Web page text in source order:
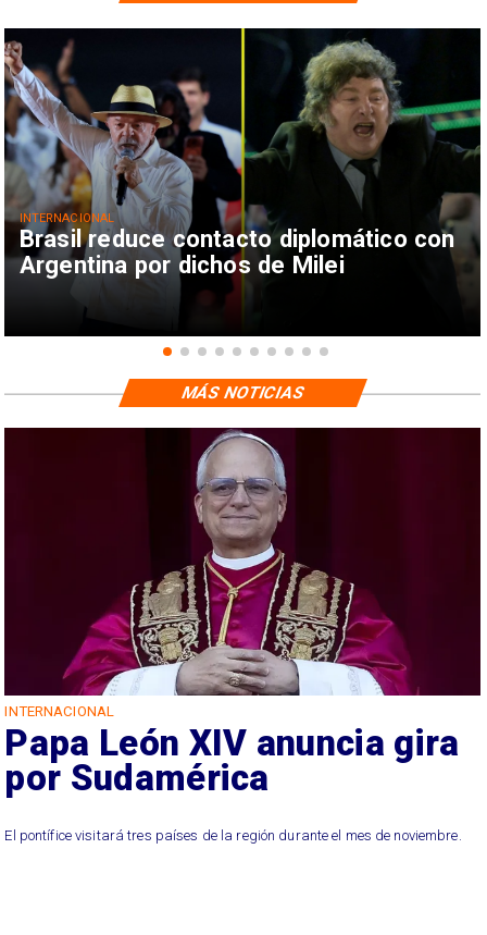
Brasil reduce contacto diplomático con
Argentina por dichos de Milei
INTERNACIONAL
INTERNACIONAL
Papa León XIV anuncia gira
por Sudamérica
El pontífice visitará tres países de la región durante el mes de noviembre.
MÁS NOTICIAS